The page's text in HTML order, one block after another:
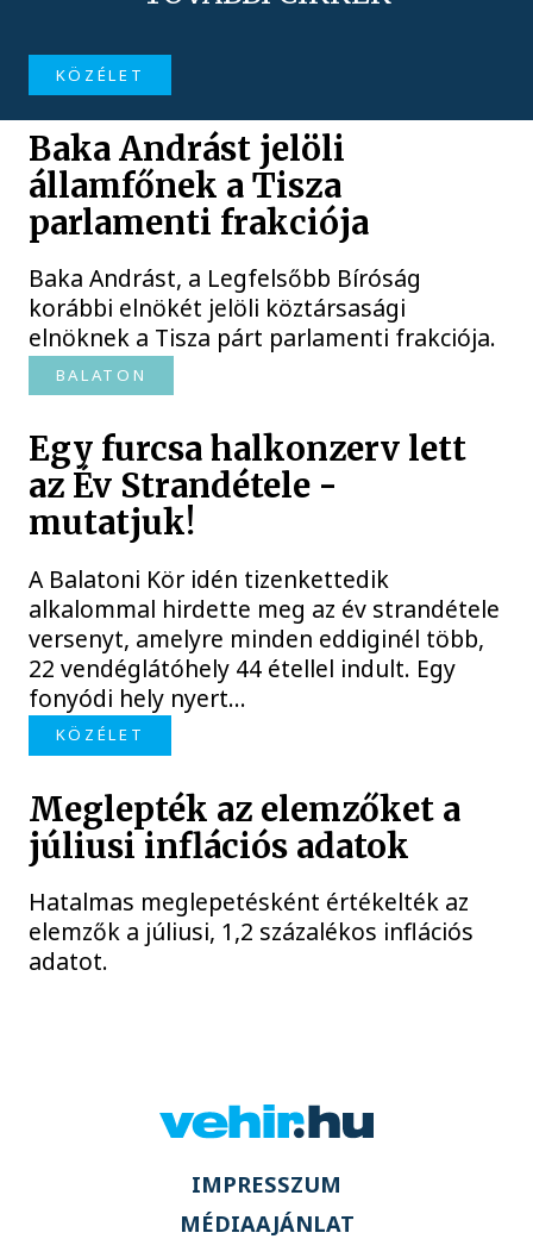
KÖZÉLET
Baka Andrást jelöli
államfőnek a Tisza
parlamenti frakciója
Baka Andrást, a Legfelsőbb Bíróság
korábbi elnökét jelöli köztársasági
elnöknek a Tisza párt parlamenti frakciója.
BALATON
Egy furcsa halkonzerv lett
az Év Strandétele -
mutatjuk!
A Balatoni Kör idén tizenkettedik
alkalommal hirdette meg az év strandétele
versenyt, amelyre minden eddiginél több,
22 vendéglátóhely 44 étellel indult. Egy
fonyódi hely nyert...
KÖZÉLET
Meglepték az elemzőket a
júliusi inflációs adatok
Hatalmas meglepetésként értékelték az
elemzők a júliusi, 1,2 százalékos inflációs
adatot.
IMPRESSZUM
MÉDIAAJÁNLAT